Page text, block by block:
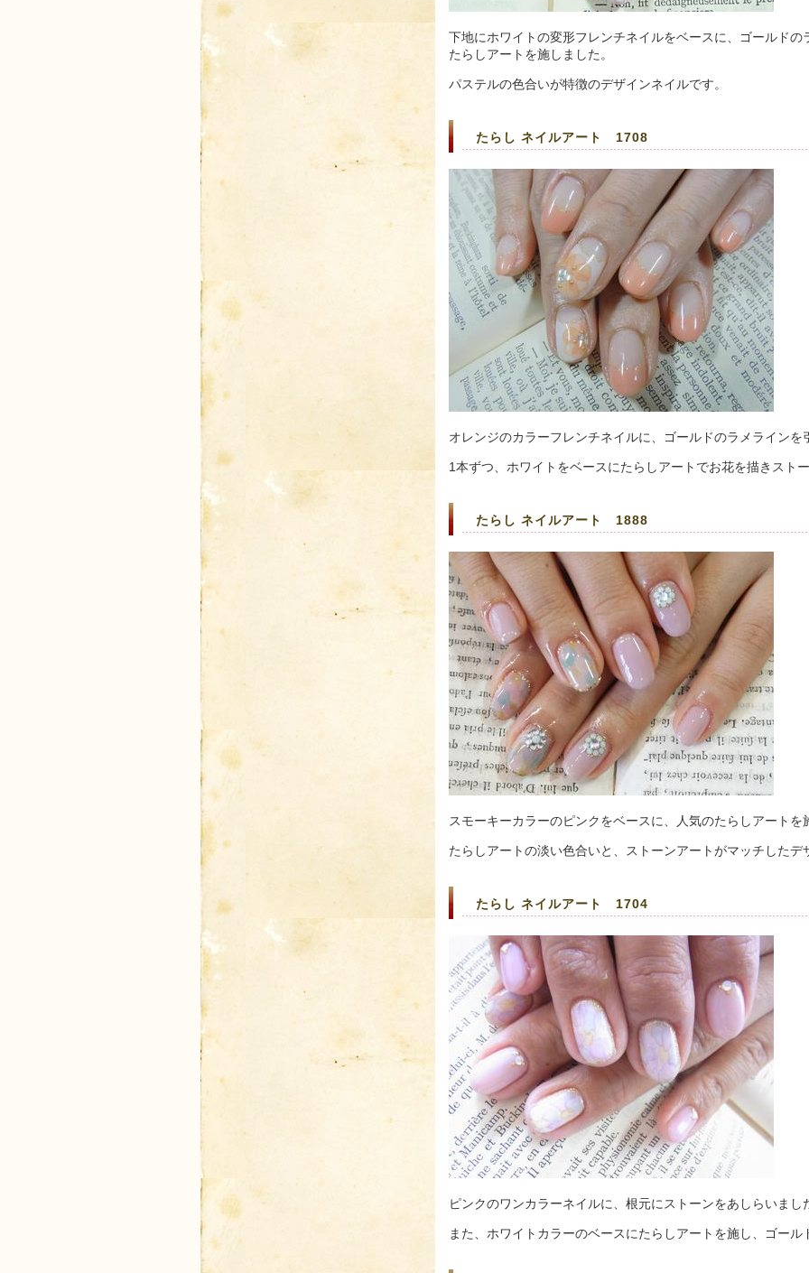
下地にホワイトの変形フレンチネイルをベースに、ゴールドの
たらしアートを施しました。
パステルの色合いが特徴のデザインネイルです。
たらし ネイルアート 1708
オレンジのカラーフレンチネイルに、ゴールドのラメラインを
1本ずつ、ホワイトをベースにたらしアートでお花を描きスト
たらし ネイルアート 1888
スモーキーカラーのピンクをベースに、人気のたらしアートを
たらしアートの淡い色合いと、ストーンアートがマッチしたデ
たらし ネイルアート 1704
ピンクのワンカラーネイルに、根元にストーンをあしらいまし
また、ホワイトカラーのベースにたらしアートを施し、ゴール